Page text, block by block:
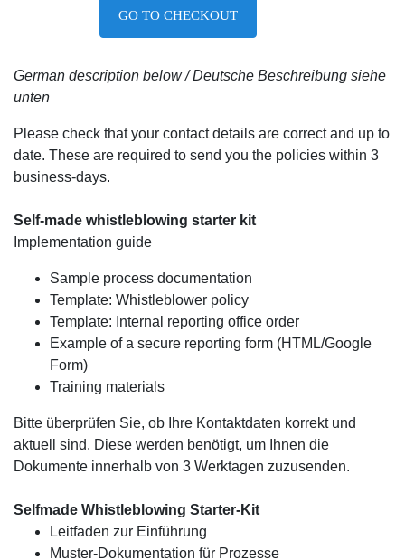
GO TO CHECKOUT
German description below / Deutsche Beschreibung siehe
unten
Please check that your contact details are correct and up to
date. These are required to send you the policies within 3
business-days.
Self-made whistleblowing starter kit
Implementation guide
Sample process documentation
Template: Whistleblower policy
Template: Internal reporting office order
Example of a secure reporting form (HTML/Google
Form)
Training materials
Bitte überprüfen Sie, ob Ihre Kontaktdaten korrekt und
aktuell sind. Diese werden benötigt, um Ihnen die
Dokumente innerhalb von 3 Werktagen zuzusenden.
Selfmade Whistleblowing Starter-Kit
Leitfaden zur Einführung
Muster-Dokumentation für Prozesse